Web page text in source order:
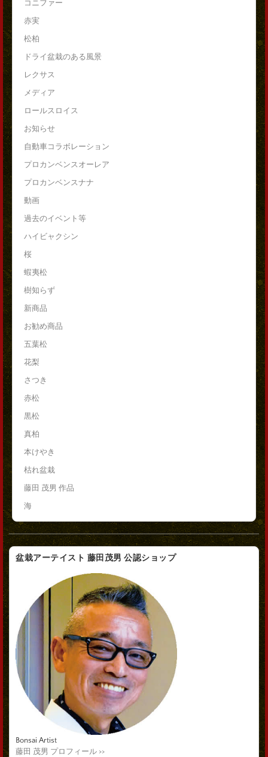
コニファー
赤実
松柏
ドライ盆栽のある風景
レクサス
メディア
ロールスロイス
お知らせ
自動車コラボレーション
プロカンベンスオーレア
プロカンベンスナナ
動画
過去のイベント等
ハイビャクシン
桜
蝦夷松
樹知らず
新商品
お勧め商品
五葉松
花梨
さつき
赤松
黒松
真柏
本けやき
枯れ盆栽
藤田 茂男 作品
海
盆栽アーテイスト 藤田茂男 公認ショップ
Bonsai Artist
藤田 茂男 プロフィール >>